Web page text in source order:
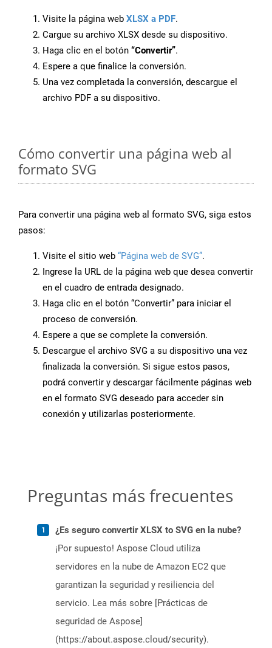
Visite la página web XLSX a PDF.
Cargue su archivo XLSX desde su dispositivo.
Haga clic en el botón “Convertir”.
Espere a que finalice la conversión.
Una vez completada la conversión, descargue el
archivo PDF a su dispositivo.
Cómo convertir una página web al
formato SVG
Para convertir una página web al formato SVG, siga estos
pasos:
Visite el sitio web “Página web de SVG”.
Ingrese la URL de la página web que desea convertir
en el cuadro de entrada designado.
Haga clic en el botón “Convertir” para iniciar el
proceso de conversión.
Espere a que se complete la conversión.
Descargue el archivo SVG a su dispositivo una vez
finalizada la conversión. Si sigue estos pasos,
podrá convertir y descargar fácilmente páginas web
en el formato SVG deseado para acceder sin
conexión y utilizarlas posteriormente.
Preguntas más frecuentes
¿Es seguro convertir XLSX to SVG en la nube?
¡Por supuesto! Aspose Cloud utiliza
servidores en la nube de Amazon EC2 que
garantizan la seguridad y resiliencia del
servicio. Lea más sobre [Prácticas de
seguridad de Aspose]
(https://about.aspose.cloud/security).